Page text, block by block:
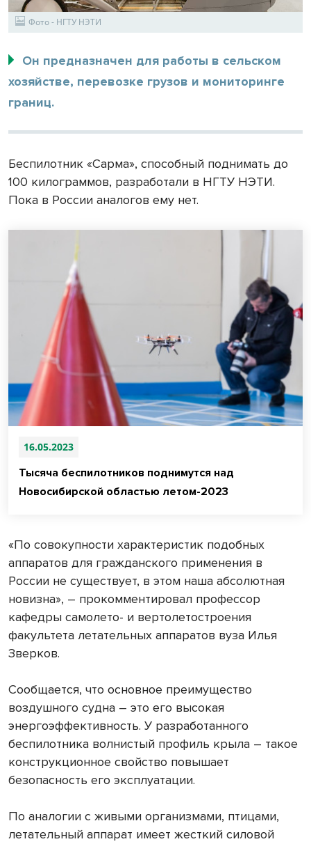
Фото - НГТУ НЭТИ
Он предназначен для работы в сельском
хозяйстве, перевозке грузов и мониторинге
границ.
Беспилотник «Сарма», способный поднимать до
100 килограммов, разработали в НГТУ НЭТИ.
Пока в России аналогов ему нет.
16.05.2023
Тысяча беспилотников поднимутся над
Новосибирской областью летом-2023
«По совокупности характеристик подобных
аппаратов для гражданского применения в
России не существует, в этом наша абсолютная
новизна», – прокомментировал профессор
кафедры самолето- и вертолетостроения
факультета летательных аппаратов вуза Илья
Зверков.
Сообщается, что основное преимущество
воздушного судна – это его высокая
энергоэффективность. У разработанного
беспилотника волнистый профиль крыла – такое
конструкционное свойство повышает
безопасность его эксплуатации.
По аналогии с живыми организмами, птицами,
летательный аппарат имеет жесткий силовой